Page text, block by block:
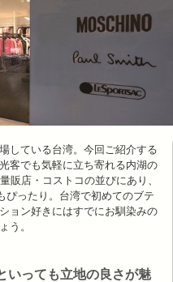
している台湾。今回ご紹介する
客でも気軽に立ち寄れる内湖の
販店・コストコの並びにあり、
ぴったり。台湾で初めてのブテ
ョン好きにはすでにお馴染みの
う。
いっても立地の良さが魅